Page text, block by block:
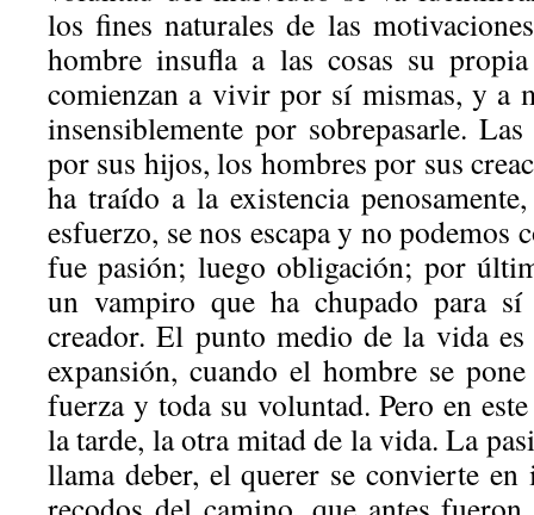
los fines naturales de las
hombre insufla a las cosas su
comienzan a vivir por sí mismas, y a
insensiblemente por sobrepasarle.
por sus hijos, los hombres por sus
ha traído a la existencia
esfuerzo, se nos escapa y no
fue pasión; luego obligación; por
un vampiro que ha chupado para
creador. El punto medio de la vida
expansión, cuando el hombre se
fuerza y toda su voluntad. Pero en
la tarde, la otra mitad de la vida. La
llama deber, el querer se convierte